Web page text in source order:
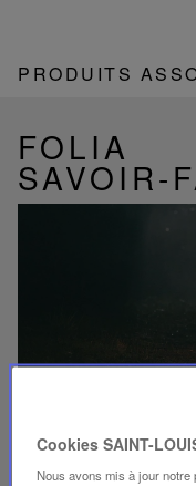
PRODUITS
FOLIA
SAVOIR-
Cookies SAINT-
Nous avons mis à jour notre